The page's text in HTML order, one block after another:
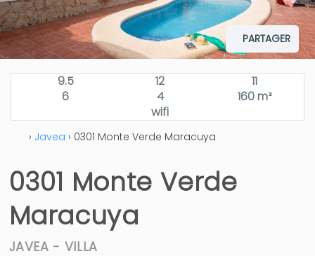
PARTAGER
9.5 12
11
6
4
160 m²
wifi
› Javea › 0301 Monte Verde Maracuya
0301 Monte Verde
Maracuya
JAVEA - VILLA